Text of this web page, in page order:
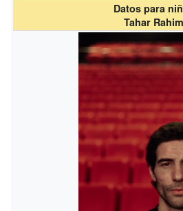
Datos para
Tahar Rahim